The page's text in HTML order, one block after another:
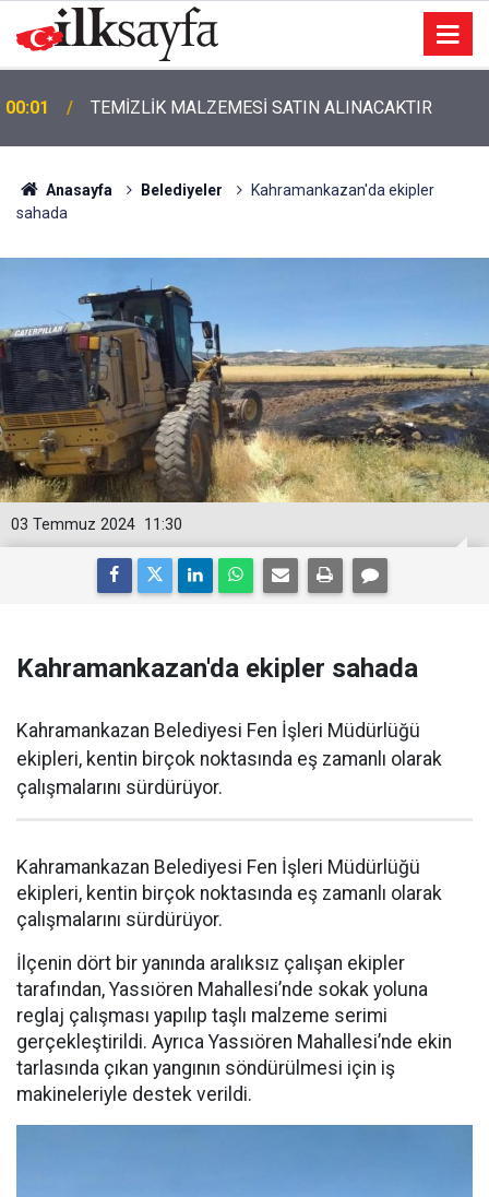
00:01 TEMİZLİK MALZEMESİ SATIN ALINACAKTIR
Anasayfa Belediyeler
Kahramankazan'da ekipler
sahada
11:30
03 Temmuz 2024
Kahramankazan'da ekipler sahada
Kahramankazan Belediyesi Fen İşleri Müdürlüğü
ekipleri, kentin birçok noktasında eş zamanlı olarak
çalışmalarını sürdürüyor.
Kahramankazan Belediyesi Fen İşleri Müdürlüğü
ekipleri, kentin birçok noktasında eş zamanlı olarak
çalışmalarını sürdürüyor.
İlçenin dört bir yanında aralıksız çalışan ekipler
tarafından, Yassıören Mahallesi’nde sokak yoluna
reglaj çalışması yapılıp taşlı malzeme serimi
gerçekleştirildi. Ayrıca Yassıören Mahallesi’nde ekin
tarlasında çıkan yangının söndürülmesi için iş
makineleriyle destek verildi.